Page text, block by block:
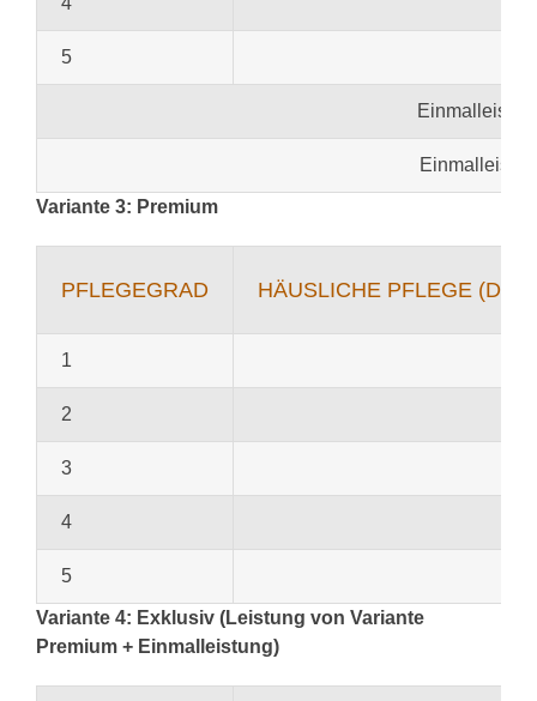
5
Variante 3: Premium
PFLEGEGRAD HÄUSLICHE PFLEGE
1
2
3
4
5
Variante 4: Exklusiv (Leistung von Variante
Premium + Einmalleistung)